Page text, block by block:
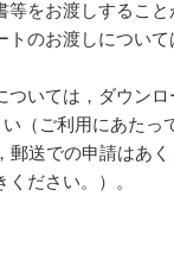
をお渡しするこ
のお渡しについ
いては，ダウンロ
（ご利用にあたっ
送での申請はあ
ださい。）。